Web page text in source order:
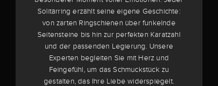
Solitärring erzählt seine eigene Geschichte:
von zarten Ringschienen über funkelnde
Seitensteine bis hin zur perfekten Karatzahl
und der passenden Legierung. Unsere
Experten begleiten Sie mit Herz und
Feingefühl, um das Schmuckstück zu
gestalten, das Ihre Liebe widerspiegelt.